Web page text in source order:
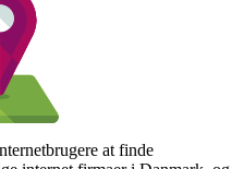
at finde